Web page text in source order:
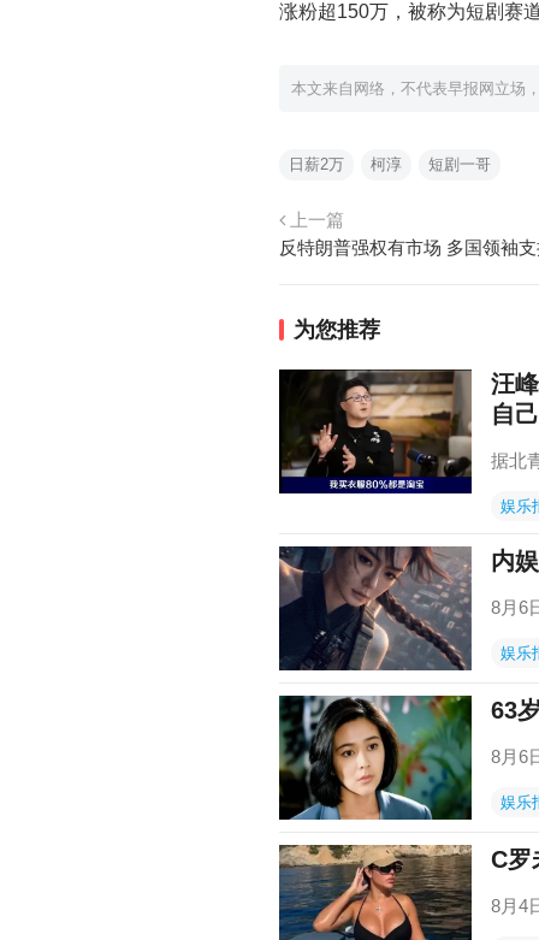
涨粉超150万，被称为短剧赛
本文来自网络，不代表早报网立场
日薪2万 柯淳 短剧一哥
上一篇
反特朗普强权有市场 多国领袖
为您推荐
汪
自
据北
娱乐
内
8月6
娱乐
63
8月6
娱乐
C罗
8月4